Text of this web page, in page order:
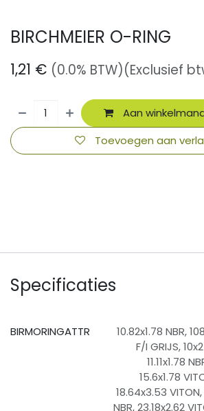
BIRCHMEIER O-RING
1,21 € (0.0% BTW)(Exclusief
Aan
Toevoegen aan
Specificaties
BIRMORINGATTR 10.82x1.78 NBR,
F/I GRIJS,
11.11x1.78
15.6x1.78
18.64x3.53 VITON,
NBR,23.18x2.62